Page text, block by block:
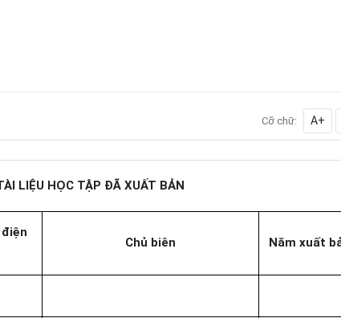
Cỡ chữ: A+
LIỆU HỌC TẬP ĐÃ XUẤT BẢN
Chủ biên Năm xuất